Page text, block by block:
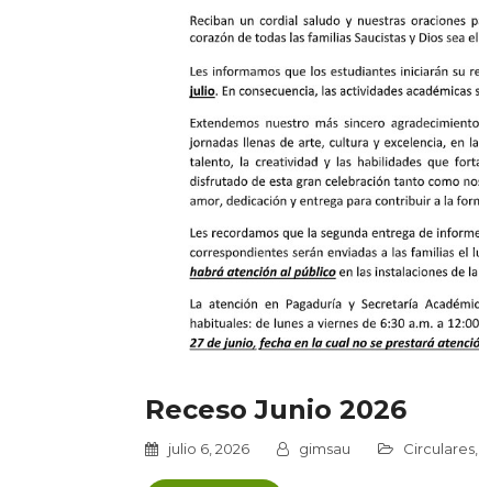
Receso Junio 2026
julio 6, 2026 gimsau Circulares,